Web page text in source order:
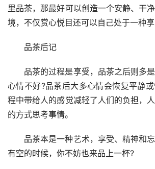
里品茶，那最好可以创造一个安静、干
境，不仅赏心悦目还可以自己处于一种享
品茶后记
品茶的过程是享受，品茶之后则多
心情不好?品茶后大多心情会恢复平静
程中带给人的感觉减轻了人们的负担，
的方式思考事情。
品茶本是一种艺术，享受、精神和
有空的时候，你不妨也来品上一杯?